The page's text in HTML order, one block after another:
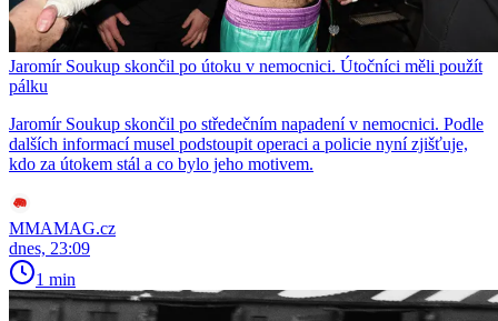
Jaromír Soukup skončil po útoku v nemocnici. Útočníci měli použít
pálku
Jaromír Soukup skončil po středečním napadení v nemocnici. Podle
dalších informací musel podstoupit operaci a policie nyní zjišťuje,
kdo za útokem stál a co bylo jeho motivem.
MMAMAG.cz
dnes, 23:09
1 min